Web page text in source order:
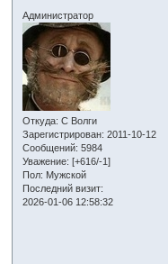
Администратор
Откуда: С Волги
Зарегистрирован: 2011-10-12
Сообщений: 5984
Уважение: [+616/-1]
Пол: Мужской
Последний визит:
2026-01-06 12:58:32